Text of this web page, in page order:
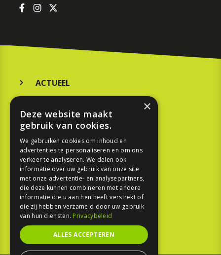
ACTUEEL
KOOPGIDS
TESTEN
SPORT
REPORTAGE
TOUREN
NIEUWSBRIEF
×
Deze website maakt
gebruik van cookies.
We gebruiken cookies om inhoud en
advertenties te personaliseren en om ons
verkeer te analyseren. We delen ook
informatie over uw gebruik van onze site
met onze advertentie- en analysepartners,
die deze kunnen combineren met andere
informatie die u aan hen heeft verstrekt of
die zij hebben verzameld door uw gebruik
van hun diensten. Privacybeleid
ALLES ACCEPTEREN